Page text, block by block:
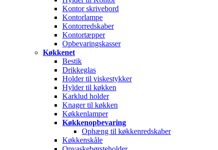
Kontor skrivebord
Kontorlampe
Kontorredskaber
Kontortæpper
Opbevaringskasser
Køkkenet
Bestik
Drikkeglas
Holder til viskestykker
Hylder til køkken
Karklud holder
Knager til køkken
Køkkenlamper
Køkkenopbevaring
Ophæng til køkkenredskaber
Køkkenskåle